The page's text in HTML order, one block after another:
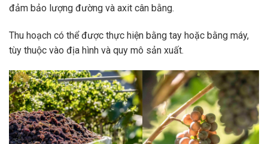
đảm bảo lượng đường và axit cân bằng.
Thu hoạch có thể được thực hiện bằng tay hoặc bằng máy,
tùy thuộc vào địa hình và quy mô sản xuất.